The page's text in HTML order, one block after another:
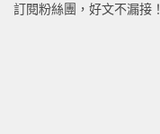
訂閱粉絲團，好文不漏接！